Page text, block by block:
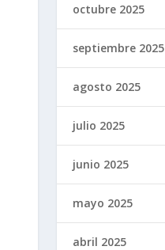
octubre 2025
septiembre 2025
agosto 2025
julio 2025
junio 2025
mayo 2025
abril 2025